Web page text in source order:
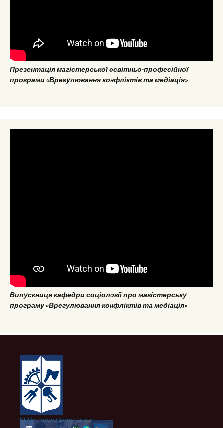
Презентація магістерської освітньо-професійної
програми «Врегулювання конфліктів та медіація»
Випускниця кафедри соціології про магістерську
програму «Врегулювання конфліктів та медіація»
КПІ ім. Ігоря Сікорського